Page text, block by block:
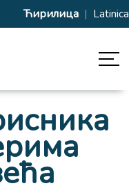
Ћирилица | Latinica